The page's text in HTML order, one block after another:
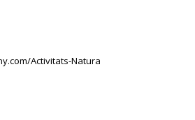
Activitats-Natura